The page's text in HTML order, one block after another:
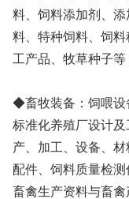
料、饲料添加剂、
料、特种饲料、饲
工产品、牧草种子等
◆畜牧装备：饲喂设
标准化养殖厂设计
产、加工、设备、
配件、饲料质量检
畜禽生产资料与畜